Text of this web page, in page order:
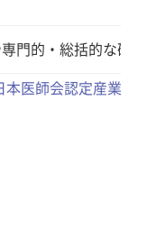
門的・総括的な研修
本医師会認定産業